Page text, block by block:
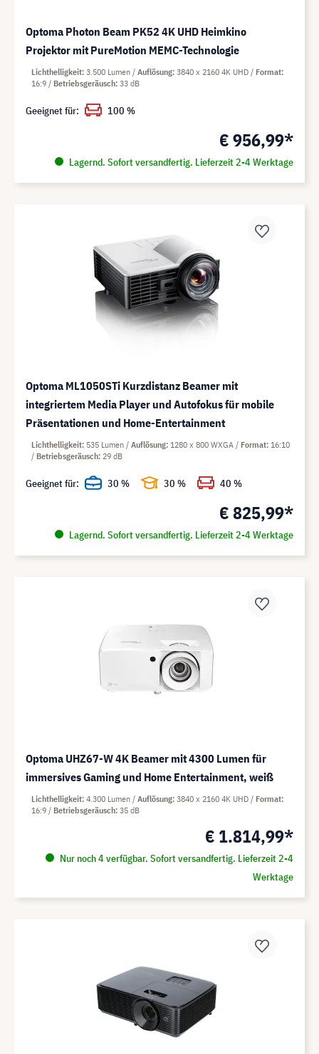
Optoma Photon Beam PK52 4K UHD Heimkino
Projektor mit PureMotion MEMC-Technologie
€ 956,99*
Lagernd. Sofort versandfertig. Lieferzeit 2-4 Werktage
Lichthelligkeit 3.500 Lumen Auflösung 3840 x 2160 4K UHD
Format
16:9
Betriebsgeräusch 33 dB
Geeignet für: 100 %
Optoma ML1050STi Kurzdistanz Beamer mit
integriertem Media Player und Autofokus für mobile
Präsentationen und Home-Entertainment
€ 825,99*
Lagernd. Sofort versandfertig. Lieferzeit 2-4 Werktage
Lichthelligkeit 535 Lumen Auflösung 1280 x 800 WXGA Format 16:10
Betriebsgeräusch 29 dB
Geeignet für: 30 % 30 % 40 %
Optoma UHZ67-W 4K Beamer mit 4300 Lumen für
immersives Gaming und Home Entertainment, weiß
€ 1.814,99*
Nur noch 4 verfügbar. Sofort versandfertig. Lieferzeit 2-4
Werktage
Lichthelligkeit 4.300 Lumen Auflösung 3840 x 2160 4K UHD
Format
16:9
Betriebsgeräusch 35 dB